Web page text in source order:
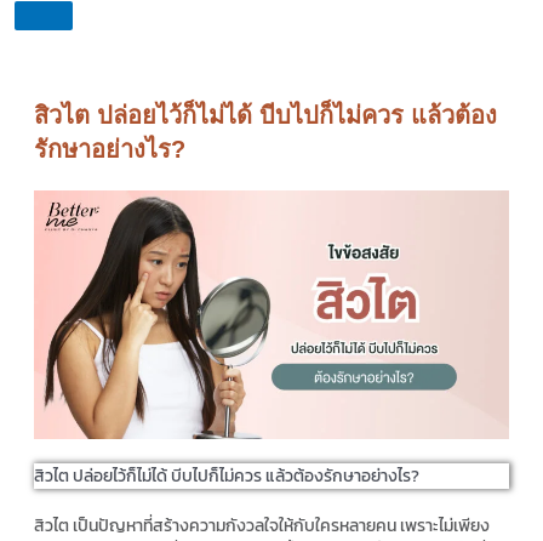
สิวไต ปล่อยไว้ก็ไม่ได้ บีบไปก็ไม่ควร แล้วต้อง
รักษาอย่างไร?
สิวไต ปล่อยไว้ก็ไม่ได้ บีบไปก็ไม่ควร แล้วต้องรักษาอย่างไร?
สิวไต เป็นปัญหาที่สร้างความกังวลใจให้กับใครหลายคน เพราะไม่เพียง